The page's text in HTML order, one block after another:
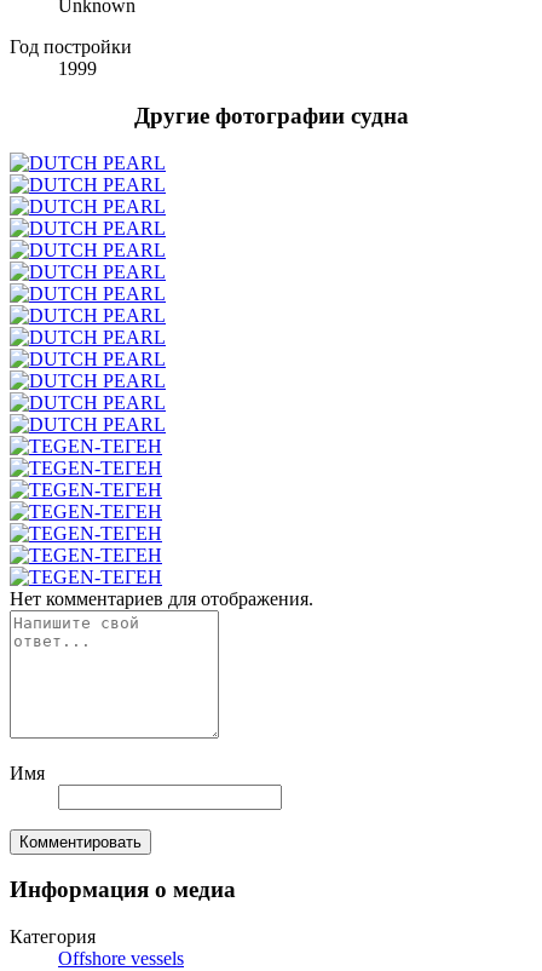
Unknown
Год постройки
1999
Другие фотографии судна
Нет комментариев для отображения.
Имя
Комментировать
Информация о медиа
Категория
Offshore vessels